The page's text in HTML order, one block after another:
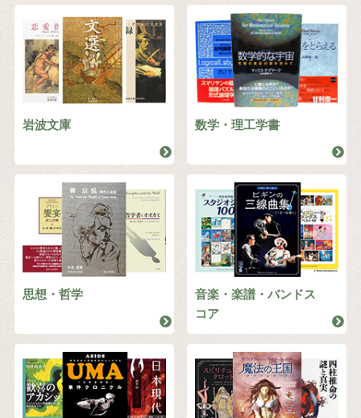
岩波文庫 数学・理工学書
思想・哲学
音楽・楽譜・バンドス
コア